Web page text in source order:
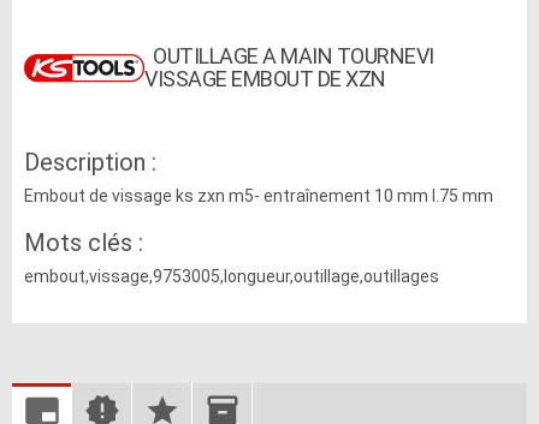
OUTILLAGE A MAIN TOURNEVI
VISSAGE EMBOUT DE XZN
Description :
Embout de vissage ks zxn m5- entraînement 10 mm l.75 mm
Mots clés :
embout,vissage,9753005,longueur,outillage,outillages